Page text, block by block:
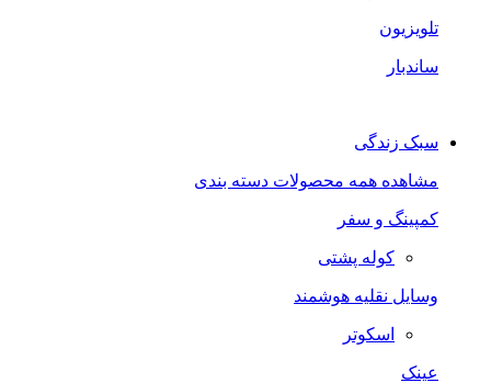
تلویزیون
ساندبار
سبک زندگی
مشاهده همه محصولات دسته بندی
کمپینگ و سفر
کوله پشتی
وسایل نقلیه هوشمند
اسکوتر
عینک